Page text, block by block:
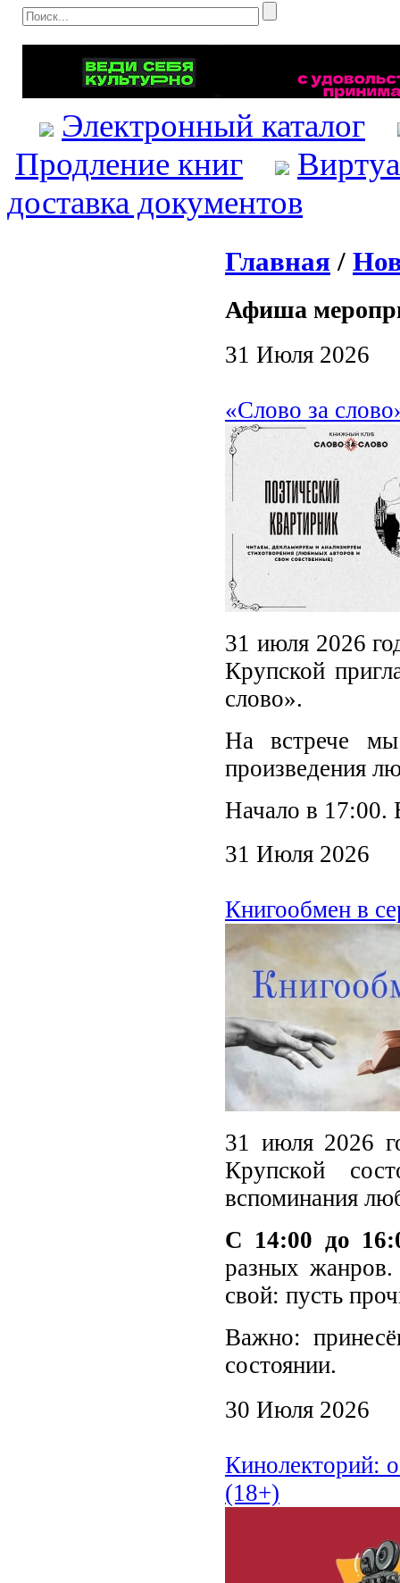
Электронный каталог
Продление книг
доставка документов
Главная /
Афиша
31 Июля 2026
«Слово за
31 июля 2026
Крупской
слово».
На встрече мы
произведения
Начало в 17:00.
31 Июля 2026
Книгообмен в
31 июля 2026
Крупской
вспоминания
С 14:00 до
разных
свой: пусть
Важно:
состоянии.
30 Июля 2026
Кинолекторий:
(18+)